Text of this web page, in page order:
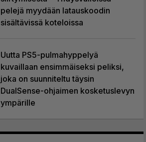
pelejä myydään latauskoodin
sisältävissä koteloissa
Uutta PS5-pulmahyppelyä
kuvaillaan ensimmäiseksi peliksi,
joka on suunniteltu täysin
DualSense-ohjaimen kosketuslevyn
ympärille